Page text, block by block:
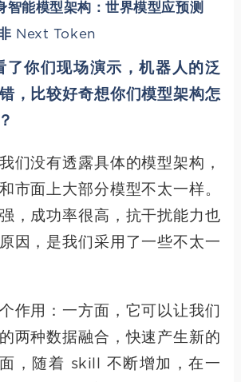
智能模型架构：世界模型应预测
Next Token
了你们现场演示，机器人的泛
，比较好奇想你们模型架构怎
们没有透露具体的模型架构，
市面上大部分模型不太一样。
，成功率很高，抗干扰能力也
因，是我们采用了一些不太一
作用：一方面，它可以让我们
两种数据融合，快速产生新的
，随着 skill 不断增加，在一